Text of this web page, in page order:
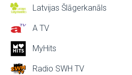
Latvijas Šlāgerkanāls
A TV
MyHits
Radio SWH TV